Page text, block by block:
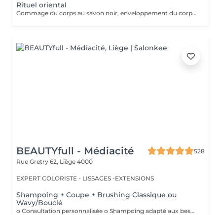
Rituel oriental
Gommage du corps au savon noir, enveloppement du corps au rhassoul et massage oriental de 45'. Profitez de ce soin à prix doux, réalisé par nos stagiaires et apprenties. Elles ont besoin de pratiquer pour se perfectionner, votre retour est précieux pour leur formation, n'hésitez pas à partager vos remarques constructives pour les aider à se perfectionner
BEAUTYfull - Médiacité
528
Rue Gretry 62, Liège 4000
EXPERT COLORISTE - LISSAGES -EXTENSIONS
Shampoing + Coupe + Brushing Classique ou
Wavy/Bouclé
o Consultation personnalisée o Shampoing adapté aux besoins de votre chevelure o Coupe & Brushing lisse ou bouclé (selon la prestation réservée) o Styling o Conseils pour la maison Comment choisir la longueur pour votre prestation ? Cheveux courts : au niveau des épaules Cheveux mi-longs : au-dessus des omoplates Cheveux longs : le reste Nous attirons votre attention sur le fait qu'une longueur mal choisie, fera automatiquement l'objet d'une modification en salon. Elle peut également avoir une influence sur le temps nécessaire afin d'effectuer votre prestation, d'où l'importance de choisir correctement. !!! ATTENTION SOIN OBLIGATOIRE POUR LES CHEVEUX LONGS !!!